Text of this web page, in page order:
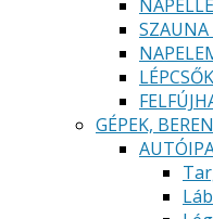
SZAUNA
GÉPEK,